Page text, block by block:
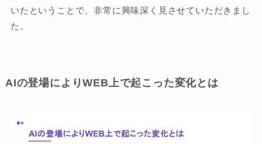
いたということで、非常に興味深く見させていただきまし
た。
AIの登場によりWEB上で起こった変化とは